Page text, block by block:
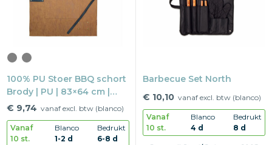
100% PU Stoer BBQ schort
Brody | PU | 83×64 cm |
Lederlook
€ 9,74 vanaf excl. btw (blanco)
Vanaf
10 st.
Blanco
1-2 d
Bedrukt
6-8 d
Barbecue Set North
€ 10,10 vanaf excl. btw (blanco)
Vanaf
10 st.
Blanco
4 d
Bedrukt
8 d